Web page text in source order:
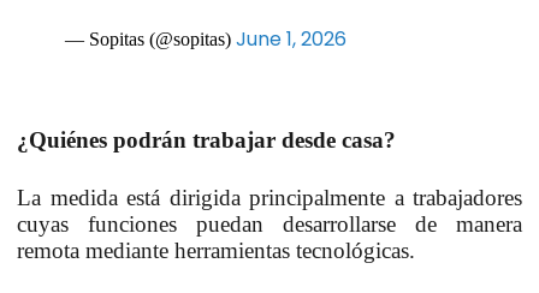
— Sopitas (@sopitas) June 1, 2026
¿Quiénes podrán trabajar desde casa?
La medida está dirigida principalmente a trabajadores
cuyas funciones puedan desarrollarse de manera
remota mediante herramientas tecnológicas.